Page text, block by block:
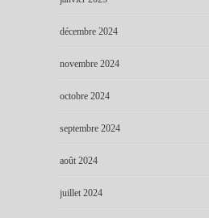
décembre 2024
novembre 2024
octobre 2024
septembre 2024
août 2024
juillet 2024